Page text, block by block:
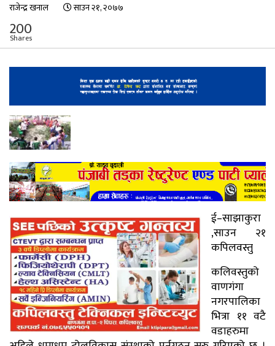
राजेन्द्र खनाल साउन २१, २०७७
200
Shares
ई–साझाकुरा
,साउन २१
कपिलवस्तु
कलिवस्तुको
वाणगंगा
नगरपालिका
भित्रा ११ वटै
वडाहरुमा